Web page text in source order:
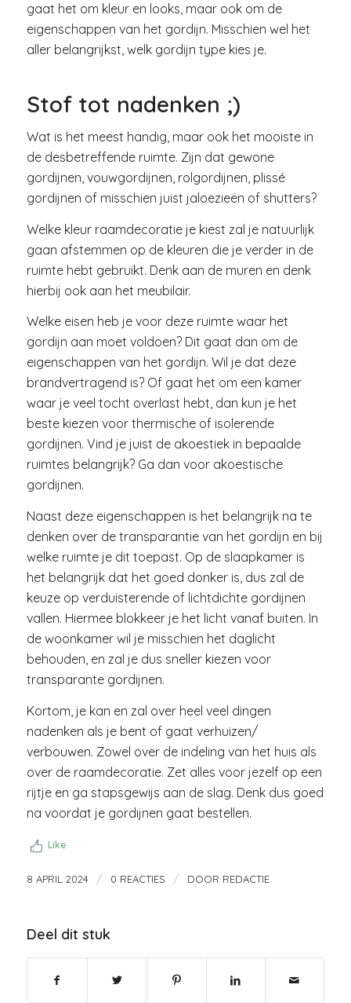
gaat het om kleur en looks, maar ook om de
eigenschappen van het gordijn. Misschien wel het
aller belangrijkst, welk gordijn type kies je.
Stof tot nadenken ;)
Wat is het meest handig, maar ook het mooiste in
de desbetreffende ruimte. Zijn dat gewone
gordijnen, vouwgordijnen, rolgordijnen, plissé
gordijnen of misschien juist jaloezieën of shutters?
Welke kleur raamdecoratie je kiest zal je natuurlijk
gaan afstemmen op de kleuren die je verder in de
ruimte hebt gebruikt. Denk aan de muren en denk
hierbij ook aan het meubilair.
Welke eisen heb je voor deze ruimte waar het
gordijn aan moet voldoen? Dit gaat dan om de
eigenschappen van het gordijn. Wil je dat deze
brandvertragend is? Of gaat het om een kamer
waar je veel tocht overlast hebt, dan kun je het
beste kiezen voor thermische of isolerende
gordijnen. Vind je juist de akoestiek in bepaalde
ruimtes belangrijk? Ga dan voor akoestische
gordijnen.
Naast deze eigenschappen is het belangrijk na te
denken over de transparantie van het gordijn en bij
welke ruimte je dit toepast. Op de slaapkamer is
het belangrijk dat het goed donker is, dus zal de
keuze op verduisterende of lichtdichte gordijnen
vallen. Hiermee blokkeer je het licht vanaf buiten. In
de woonkamer wil je misschien het daglicht
behouden, en zal je dus sneller kiezen voor
transparante gordijnen.
Kortom, je kan en zal over heel veel dingen
nadenken als je bent of gaat verhuizen/
verbouwen. Zowel over de indeling van het huis als
over de raamdecoratie. Zet alles voor jezelf op een
rijtje en ga stapsgewijs aan de slag. Denk dus goed
na voordat je gordijnen gaat bestellen.
Like
8 APRIL 2024 / 0 REACTIES / DOOR REDACTIE
Deel dit stuk